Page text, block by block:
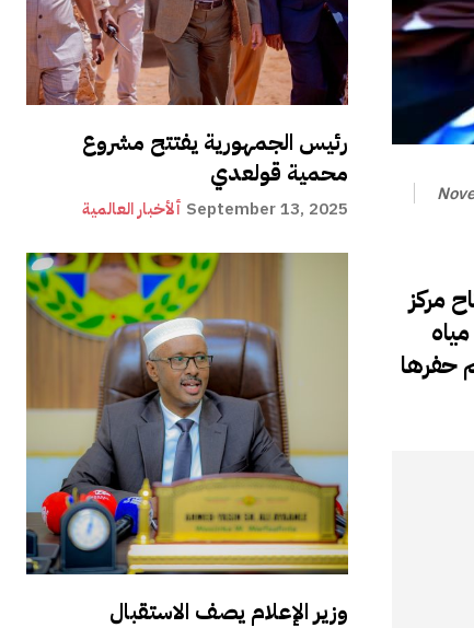
رئيس الجمهورية يفتتح مشروع
محمية قولعدي
ألأخبار العالمية September 13, 2025
وزير الإعلام يصف الاستقبال
مركز
حفرها